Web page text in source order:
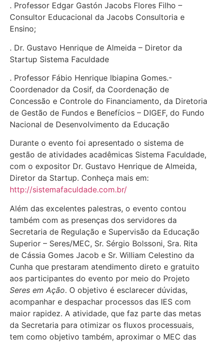
. Professor Edgar Gastón Jacobs Flores Filho –
Consultor Educacional da Jacobs Consultoria e
Ensino;
. Dr. Gustavo Henrique de Almeida – Diretor da
Startup Sistema Faculdade
. Professor Fábio Henrique Ibiapina Gomes.-
Coordenador da Cosif, da Coordenação de
Concessão e Controle do Financiamento, da Diretoria
de Gestão de Fundos e Benefícios – DIGEF, do Fundo
Nacional de Desenvolvimento da Educação
Durante o evento foi apresentado o sistema de
gestão de atividades acadêmicas Sistema Faculdade,
com o expositor Dr. Gustavo Henrique de Almeida,
Diretor da Startup. Conheça mais em:
http://sistemafaculdade.com.br/
Além das excelentes palestras, o evento contou
também com as presenças dos servidores da
Secretaria de Regulação e Supervisão da Educação
Superior – Seres/MEC, Sr. Sérgio Bolssoni, Sra. Rita
de Cássia Gomes Jacob e Sr. William Celestino da
Cunha que prestaram atendimento direto e gratuito
aos participantes do evento por meio do Projeto
Seres em Ação. O objetivo é esclarecer dúvidas,
acompanhar e despachar processos das IES com
maior rapidez. A atividade, que faz parte das metas
da Secretaria para otimizar os fluxos processuais,
tem como objetivo também, aproximar o MEC das